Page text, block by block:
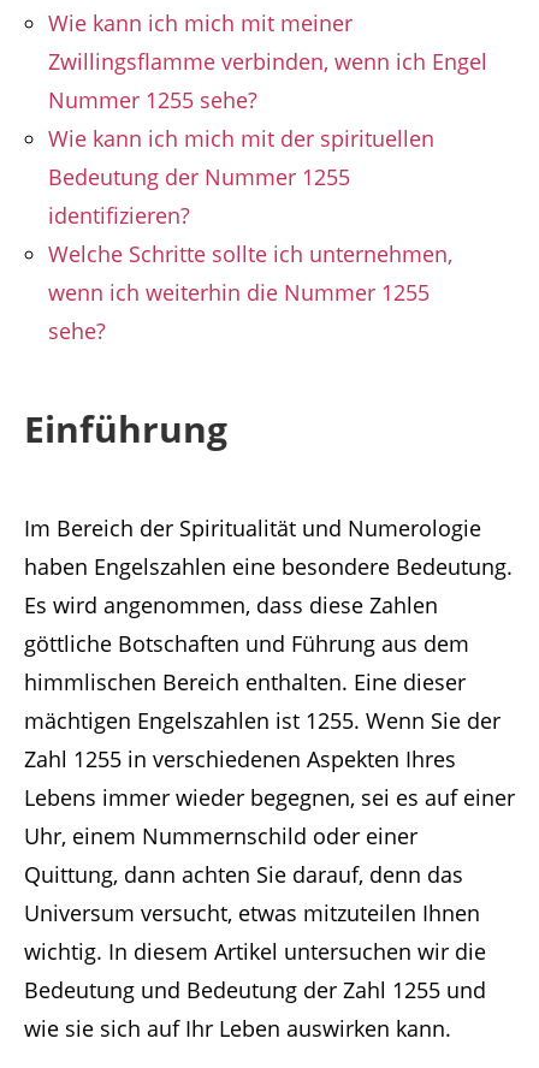
Wie kann ich mich mit meiner
Zwillingsflamme verbinden, wenn ich Engel
Nummer 1255 sehe?
Wie kann ich mich mit der spirituellen
Bedeutung der Nummer 1255
identifizieren?
Welche Schritte sollte ich unternehmen,
wenn ich weiterhin die Nummer 1255
sehe?
Einführung
Im Bereich der Spiritualität und Numerologie
haben Engelszahlen eine besondere Bedeutung.
Es wird angenommen, dass diese Zahlen
göttliche Botschaften und Führung aus dem
himmlischen Bereich enthalten. Eine dieser
mächtigen Engelszahlen ist 1255. Wenn Sie der
Zahl 1255 in verschiedenen Aspekten Ihres
Lebens immer wieder begegnen, sei es auf einer
Uhr, einem Nummernschild oder einer
Quittung, dann achten Sie darauf, denn das
Universum versucht, etwas mitzuteilen Ihnen
wichtig. In diesem Artikel untersuchen wir die
Bedeutung und Bedeutung der Zahl 1255 und
wie sie sich auf Ihr Leben auswirken kann.